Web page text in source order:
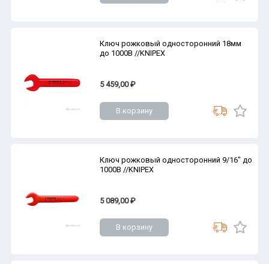
Ключ рожковый односторонний 18мм
до 1000В //KNIPEX
5 459,00 ₽
В корзину
Ключ рожковый односторонний 9/16" до
1000В //KNIPEX
5 089,00 ₽
В корзину